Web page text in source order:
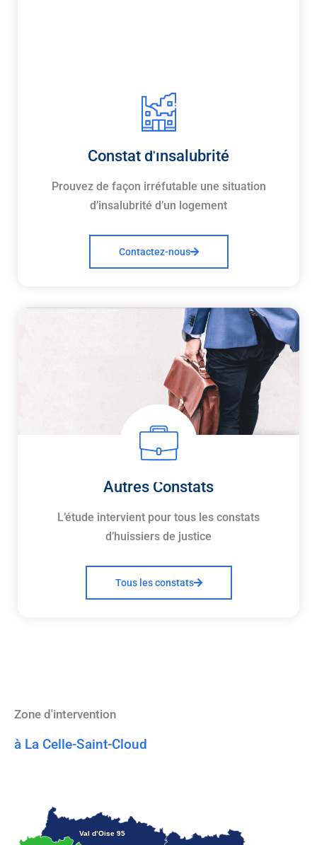
Constat d'insalubrité
Prouvez de façon irréfutable une situation
d’insalubrité d’un logement
Contactez-nous
Autres Constats
L’étude intervient pour tous les constats
d’huissiers de justice
Tous les constats
Zone d'intervention
à La Celle-Saint-Cloud
Val d’Oise 95
Val d’Oise 95